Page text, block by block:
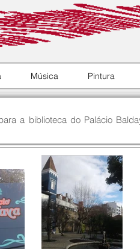
Música Pintura
a biblioteca do Palácio